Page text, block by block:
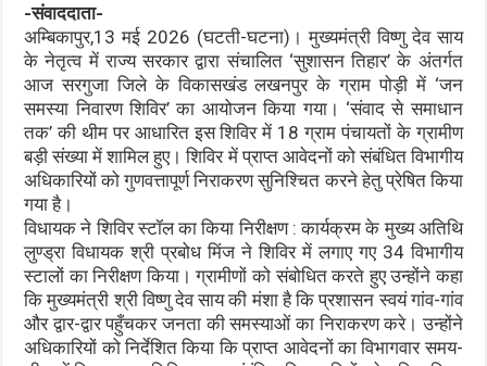
-संवाददाता-
अम्बिकापुर,13 मई 2026 (घटती-घटना)। मुख्यमंत्री विष्णु देव साय
के नेतृत्व में राज्य सरकार द्वारा संचालित ‘सुशासन तिहार’ के अंतर्गत
आज सरगुजा जिले के विकासखंड लखनपुर के ग्राम पोड़ी में ‘जन
समस्या निवारण शिविर’ का आयोजन किया गया। ‘संवाद से समाधान
तक’ की थीम पर आधारित इस शिविर में 18 ग्राम पंचायतों के ग्रामीण
बड़ी संख्या में शामिल हुए। शिविर में प्राप्त आवेदनों को संबंधित विभागीय
अधिकारियों को गुणवत्तापूर्ण निराकरण सुनिश्चित करने हेतु प्रेषित किया
गया है।
विधायक ने शिविर स्टॉल का किया निरीक्षण : कार्यक्रम के मुख्य अतिथि
लुण्ड्रा विधायक श्री प्रबोध मिंज ने शिविर में लगाए गए 34 विभागीय
स्टालों का निरीक्षण किया। ग्रामीणों को संबोधित करते हुए उन्होंने कहा
कि मुख्यमंत्री श्री विष्णु देव साय की मंशा है कि प्रशासन स्वयं गांव-गांव
और द्वार-द्वार पहुँचकर जनता की समस्याओं का निराकरण करे। उन्होंने
अधिकारियों को निर्देशित किया कि प्राप्त आवेदनों का विभागवार समय-